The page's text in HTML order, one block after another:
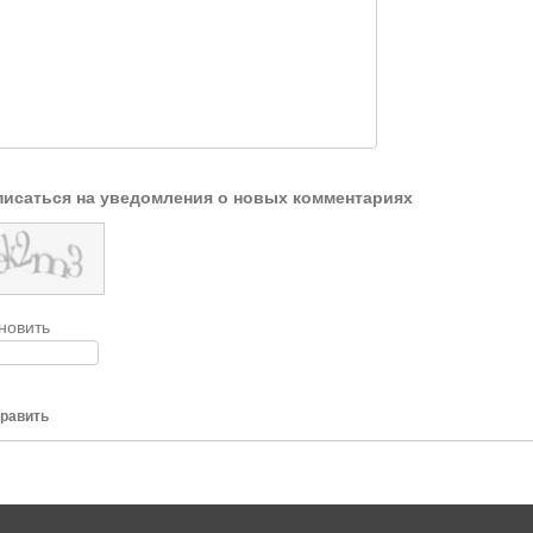
на уведомления о новых комментариях